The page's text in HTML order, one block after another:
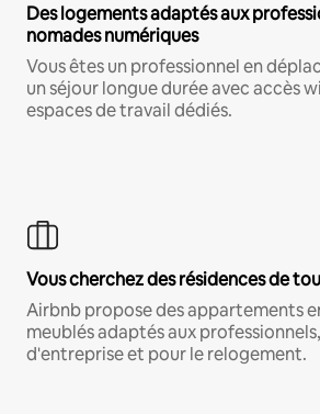
Des logements adaptés aux
nomades numériques
Vous êtes un professionnel en
un séjour longue durée avec accès
espaces de travail dédiés.
Vous cherchez des résidences de
Airbnb propose des appartements
meublés adaptés aux
d'entreprise et pour le relogement.